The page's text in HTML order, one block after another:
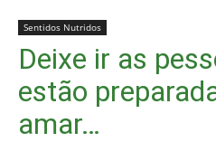
Sentidos Nutridos
Deixe ir as
estão
amar…